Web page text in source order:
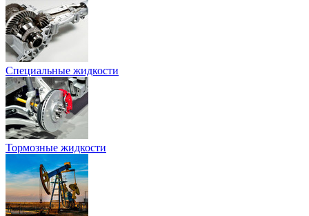
Специальные жидкости
Тормозные жидкости